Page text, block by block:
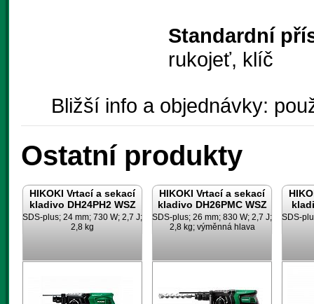
Standardní
rukojeť, klíč
Bližší info a objednávky:
Ostatní produkty
HIKOKI Vrtací a sekací
kladivo DH24PH2 WSZ
SDS-plus; 24 mm; 730 W; 2,7 J;
2,8 kg
HIKOKI Vrtací a sekací
kladivo DH26PMC WSZ
SDS-plus; 26 mm; 830 W; 2,7 J;
2,8 kg; výměnná hlava
SDS-